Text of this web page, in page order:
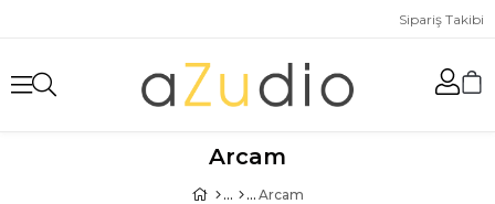
Sipariş Takibi
Arcam
Arcam